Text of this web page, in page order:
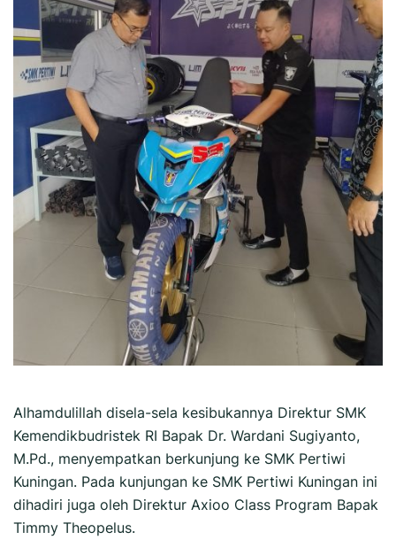
Alhamdulillah disela-sela kesibukannya Direktur SMK
Kemendikbudristek RI Bapak Dr. Wardani Sugiyanto,
M.Pd., menyempatkan berkunjung ke SMK Pertiwi
Kuningan. Pada kunjungan ke SMK Pertiwi Kuningan ini
dihadiri juga oleh Direktur Axioo Class Program Bapak
Timmy Theopelus.